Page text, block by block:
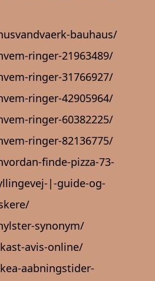
bauhaus/
ringer-21963489/
ringer-31766927/
ringer-42905964/
ringer-60382225/
ringer-82136775/
finde-pizza-73-
|-guide-og-
synonym/
avis-online/
aabningstider-